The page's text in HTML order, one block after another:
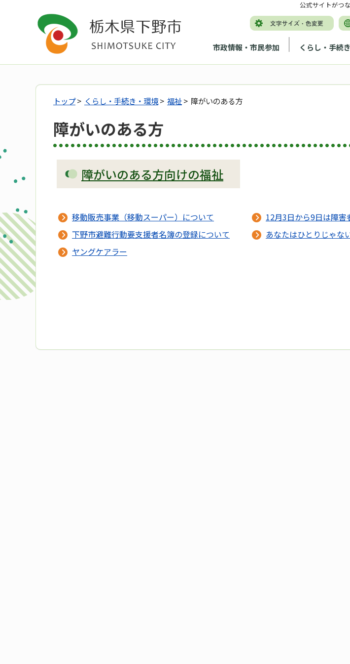
市政情報・市民参加 くらし・手続
公式サイトがつ
トップ> くらし・手続き・環境> 福祉> 障がいのある方
障がいのある方
障がいのある方向けの福祉
移動販売事業（移動スーパー）について
12月3日から9日は障害
下野市避難行動要支援者名簿の登録について
あなたはひとりじゃな
ヤングケアラー